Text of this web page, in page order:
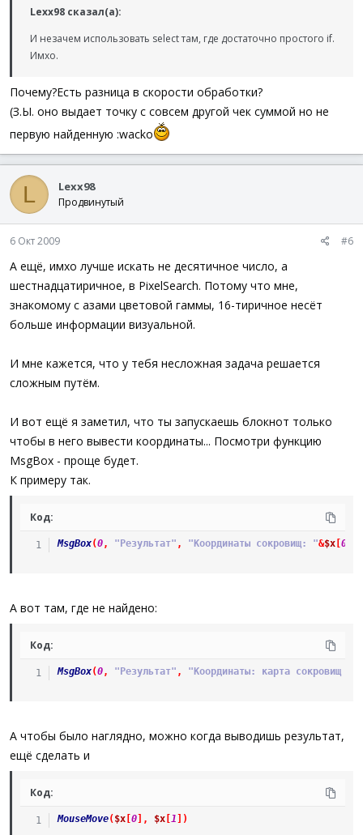
Lexx98 сказал(а):
И незачем использовать select там, где достаточно простого if.
Имхо.
Почему?Есть разница в скорости обработки?
(З.Ы. оно выдает точку с совсем другой чек суммой но не
первую найденную :wacko
L Lexx98
Продвинутый
6 Окт 2009 #6
А ещё, имхо лучше искать не десятичное число, а
шестнадцатиричное, в PixelSearch. Потому что мне,
знакомому с азами цветовой гаммы, 16-тиричное несёт
больше информации визуальной.
И мне кажется, что у тебя несложная задача решается
сложным путём.
И вот ещё я заметил, что ты запускаешь блокнот только
чтобы в него вывести координаты... Посмотри функцию
MsgBox - проще будет.
К примеру так.
Код:
MsgBox(0, "Результат" , "Координаты сокровищ: "&$x[ 0
А вот там, где не найдено:
Код:
MsgBox(0, "Результат" , "Координаты: карта сокровищ
А чтобы было наглядно, можно когда выводишь результат,
ещё сделать и
Код:
MouseMove( $x[ 0] , $x[ 1 )